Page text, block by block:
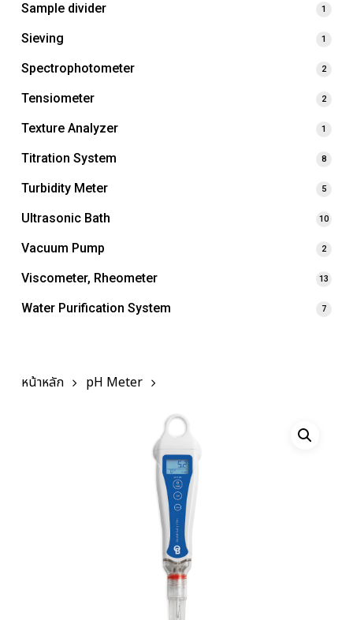
Sample divider 1
Sieving 1
Spectrophotometer 2
Tensiometer 2
Texture Analyzer 1
Titration System 8
Turbidity Meter 5
Ultrasonic Bath 10
Vacuum Pump 2
Viscometer, Rheometer 13
Water Purification System 7
หน้าหลัก pH Meter